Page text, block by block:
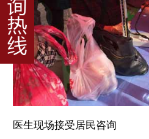
医生现场接受居民咨询